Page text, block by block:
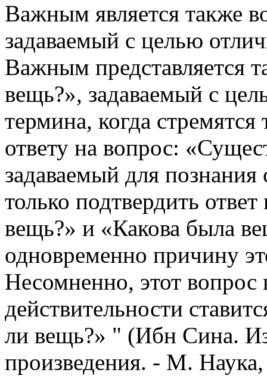
Важным является также
задаваемый с целью
Важным представляется
вещь?», задаваемый с
термина, когда
ответу на вопрос:
задаваемый для
только подтвердить
вещь?» и «Какова была
одновременно причину
Несомненно, этот вопрос
действительности
ли вещь?» " (Ибн Сина.
произведения. - М.